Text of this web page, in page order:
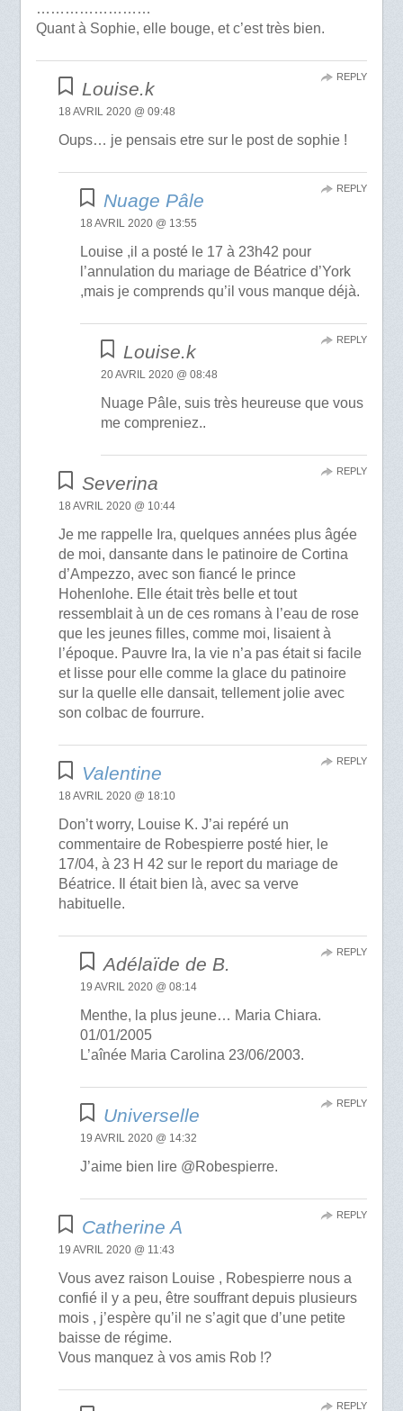
……………………
Quant à Sophie, elle bouge, et c’est très bien.
Louise.k
18 AVRIL 2020 @ 09:48
Oups… je pensais etre sur le post de sophie !
REPLY
Nuage Pâle
18 AVRIL 2020 @ 13:55
Louise ,il a posté le 17 à 23h42 pour
l’annulation du mariage de Béatrice d’York
,mais je comprends qu’il vous manque déjà.
REPLY
Louise.k
20 AVRIL 2020 @ 08:48
Nuage Pâle, suis très heureuse que vous
me compreniez..
REPLY
Severina
18 AVRIL 2020 @ 10:44
Je me rappelle Ira, quelques années plus âgée
de moi, dansante dans le patinoire de Cortina
d’Ampezzo, avec son fiancé le prince
Hohenlohe. Elle était très belle et tout
ressemblait à un de ces romans à l’eau de rose
que les jeunes filles, comme moi, lisaient à
l’époque. Pauvre Ira, la vie n’a pas était si facile
et lisse pour elle comme la glace du patinoire
sur la quelle elle dansait, tellement jolie avec
son colbac de fourrure.
REPLY
Valentine
18 AVRIL 2020 @ 18:10
Don’t worry, Louise K. J’ai repéré un
commentaire de Robespierre posté hier, le
17/04, à 23 H 42 sur le report du mariage de
Béatrice. Il était bien là, avec sa verve
habituelle.
REPLY
Adélaïde de B.
19 AVRIL 2020 @ 08:14
Menthe, la plus jeune… Maria Chiara.
01/01/2005
L’aînée Maria Carolina 23/06/2003.
REPLY
Universelle
19 AVRIL 2020 @ 14:32
J’aime bien lire @Robespierre.
REPLY
Catherine A
19 AVRIL 2020 @ 11:43
Vous avez raison Louise , Robespierre nous a
confié il y a peu, être souffrant depuis plusieurs
mois , j’espère qu’il ne s’agit que d’une petite
baisse de régime.
Vous manquez à vos amis Rob !?
REPLY
REPLY